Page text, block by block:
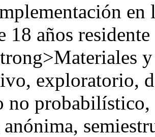
18 años
exploratorio,
no
anónima,